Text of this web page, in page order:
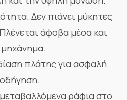
Δεν πιάνει μύκητες
Πλένεται άφοβα μέσα και
πλάτης για ασφαλή
ράφια στο